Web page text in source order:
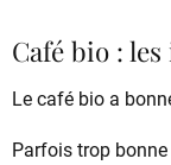
Café bio :
Le café bio a
Parfois trop